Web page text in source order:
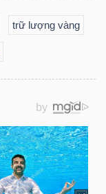
trữ lượng vàng